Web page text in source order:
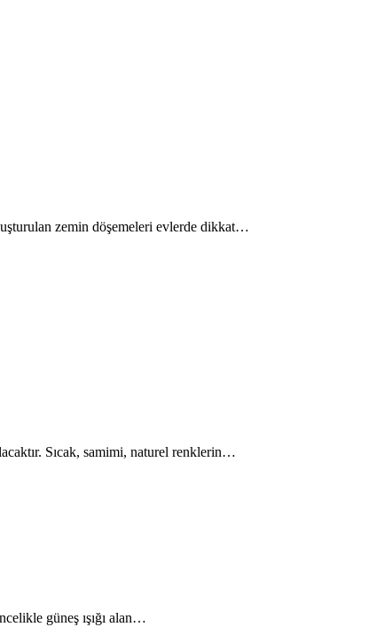
zemin döşemeleri evlerde dikkat…
Sıcak, samimi, naturel renklerin…
güneş ışığı alan…